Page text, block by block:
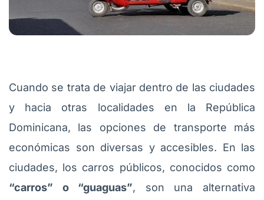
Cuando se trata de viajar dentro de las ciudades
y hacia otras localidades en la República
Dominicana, las opciones de transporte más
económicas son diversas y accesibles. En las
ciudades, los carros públicos, conocidos como
“carros” o “guaguas”, son una alternativa